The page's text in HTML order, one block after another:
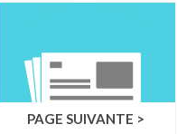
PAGE SUIVANTE >